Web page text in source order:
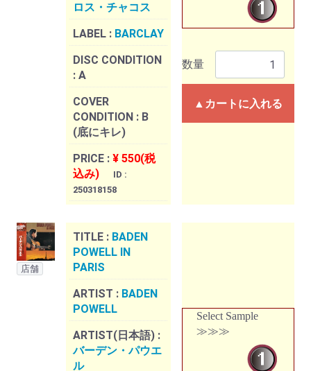
ロス・チャコス
LABEL : BARCLAY
DISC CONDITION
: A
COVER
CONDITION : B
(底にキレ)
PRICE : ¥ 550(税
込み)
ID :
250318158
数量
▲カートに入れる
店舗
TITLE : BADEN
POWELL IN
PARIS
ARTIST : BADEN
POWELL
ARTIST(日本語) :
バーデン・パウエ
ル
Select Sample
≫≫≫